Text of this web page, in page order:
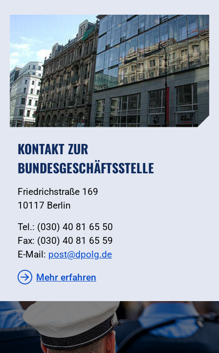
KONTAKT ZUR
BUNDESGESCHÄFTSSTELLE
Friedrichstraße 169
10117 Berlin
Tel.: (030) 40 81 65 50
Fax: (030) 40 81 65 59
E-Mail: post@dpolg.de
Mehr erfahren